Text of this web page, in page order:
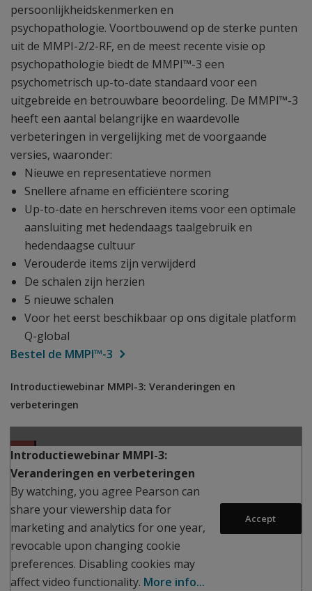
persoonlijkheidskenmerken en
psychopathologie. Voortbouwend op de sterke punten
uit de MMPI-2/2-RF, en de meest recente visie op
psychopathologie biedt de MMPI™-3 een
psychometrisch up-to-date standaard voor een
uitgebreide en betrouwbare beoordeling. De MMPI™-3
heeft een aantal belangrijke en waardevolle
verbeteringen in vergelijking met de voorgaande
versies, waaronder:
Nieuwe en representatieve normen
Snellere afname en efficiëntere scoring
Up-to-date en herschreven items voor een optimale
aansluiting met hedendaags taalgebruik en
hedendaagse cultuur
Verouderde items zijn verwijderd
De schalen zijn herzien
5 nieuwe schalen
Voor het eerst beschikbaar op ons digitale platform
Q-global
Bestel de MMPI™-3
Introductiewebinar MMPI-3: Veranderingen en
verbeteringen
Play
Introductiewebinar MMPI-3:
Veranderingen en verbeteringen
By watching, you agree Pearson can
share your viewership data for
marketing and analytics for one year,
revocable upon changing cookie
preferences. Disabling cookies may
affect video functionality. More info...
Accept